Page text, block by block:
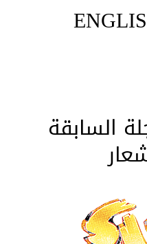
السابقة